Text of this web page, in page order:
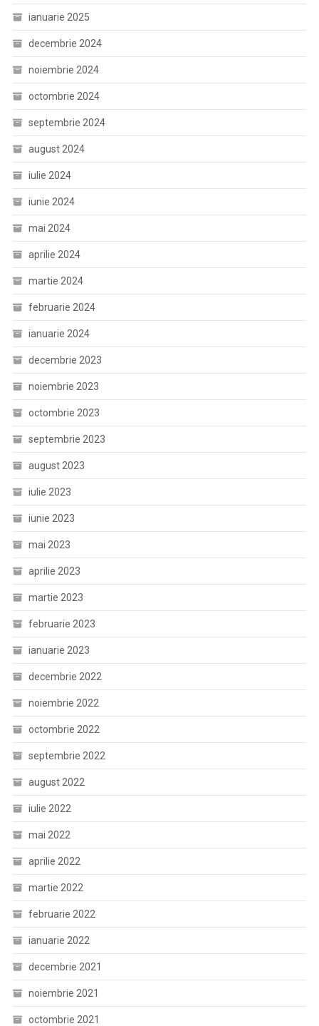
ianuarie 2025
decembrie 2024
noiembrie 2024
octombrie 2024
septembrie 2024
august 2024
iulie 2024
iunie 2024
mai 2024
aprilie 2024
martie 2024
februarie 2024
ianuarie 2024
decembrie 2023
noiembrie 2023
octombrie 2023
septembrie 2023
august 2023
iulie 2023
iunie 2023
mai 2023
aprilie 2023
martie 2023
februarie 2023
ianuarie 2023
decembrie 2022
noiembrie 2022
octombrie 2022
septembrie 2022
august 2022
iulie 2022
mai 2022
aprilie 2022
martie 2022
februarie 2022
ianuarie 2022
decembrie 2021
noiembrie 2021
octombrie 2021